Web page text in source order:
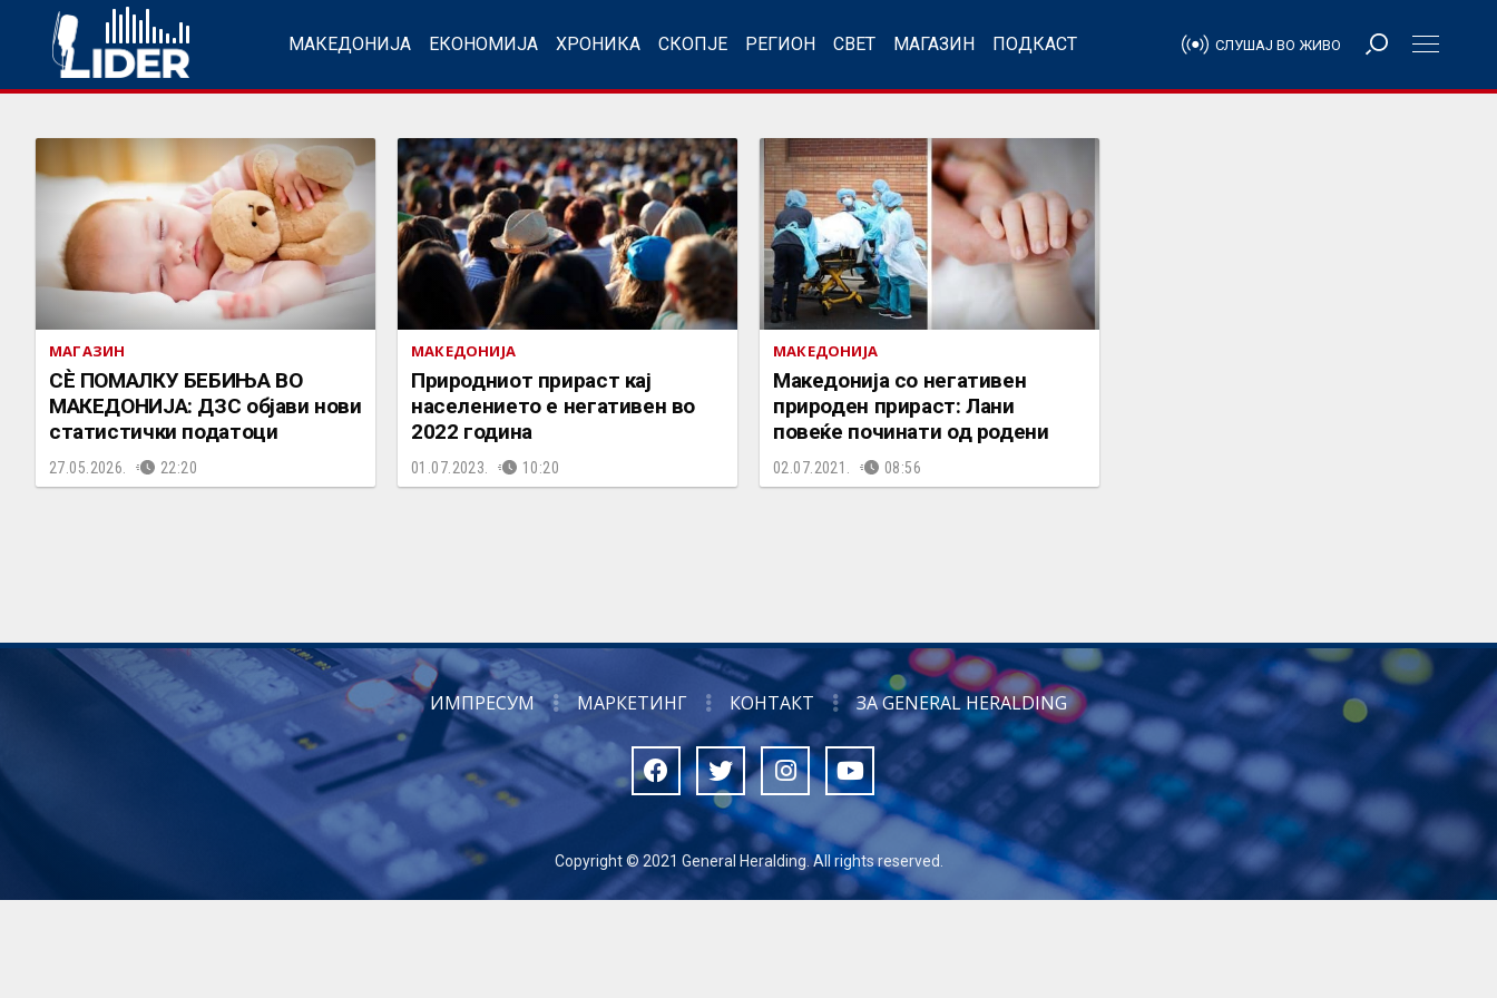
МАКЕДОНИЈА ЕКОНОМИЈА ХРОНИКА СКОПЈЕ РЕГИОН СВЕТ МАГАЗИН ПОДКАСТ СЛУШАЈ ВО ЖИВО
МАГАЗИН
СÈ ПОМАЛКУ БЕБИЊА ВО
МАКЕДОНИЈА: ДЗС објави нови
статистички податоци
27.05.2026. 22:20
МАКЕДОНИЈА
Природниот прираст кај
населението e негативен во
2022 година
01.07.2023. 10:20
МАКЕДОНИЈА
Македонија со негативен
природен прираст: Лани
повеќе починати од родени
02.07.2021. 08:56
ИМПРЕСУМ МАРКЕТИНГ КОНТАКТ ЗА GENERAL HERALDING
Copyright © 2021 General Heralding. All rights reserved.